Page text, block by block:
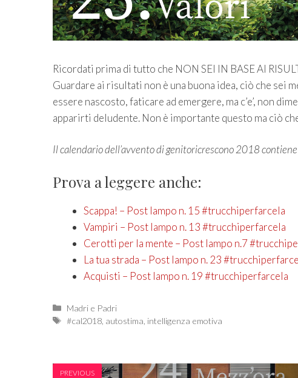
Ricordati prima di tutto che NON SEI IN BASE AI
Guardare ai risultati non è una buona idea, ciò che sei
essere nascosto, faticare ad emergere, ma c’e’, non
apparirti deludente. Non è importante questo ma ciò
Il calendario dell’avvento di genitoricrescono 2018
Prova a leggere anche:
Scappa! – Post lampo n. 15 #trucchiperfarcela
Vampiri – Post lampo n. 13 #trucchiperfarcela
Cerotti per la mente – Post lampo n.7
La tua strada – Post lampo n. 23
Acquisti – Post lampo n. 19 #trucchiperfarcela
Categories
Madri e Padri
Tags
#cal2018 autostima intelligenza emotiva
PREVIOUS